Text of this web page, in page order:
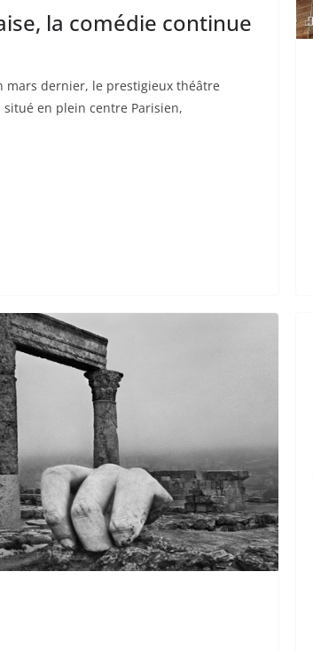
la comédie continue
mars dernier, le prestigieux théâtre
en plein centre Parisien,